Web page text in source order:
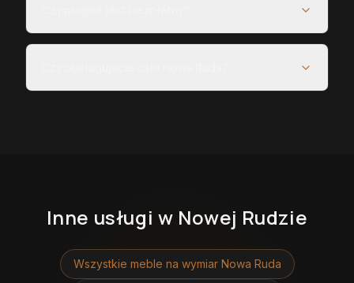
Inne usługi w Nowej Rudzie
Wszystkie meble na wymiar Nowa Ruda